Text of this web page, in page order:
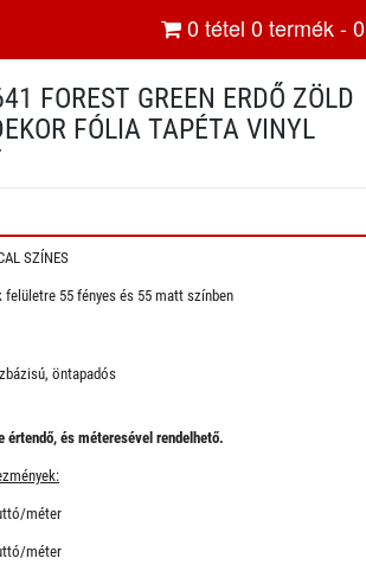
0tétel 0termék -0
FOREST GREEN ERDŐ ZÖLD
FÓLIA TAPÉTA VINYL
SZÍNES
55 fényes és 55 matt színben
öntapadós
és méteresével rendelhető.
méter
méter